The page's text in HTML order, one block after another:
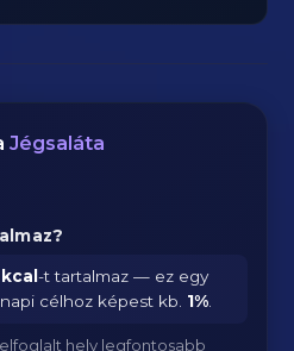
Jégsaláta
kcal-t tartalmaz — ez egy
célhoz képest kb. 1%
hely legfontosabb